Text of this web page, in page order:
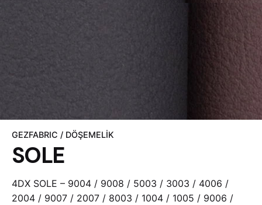
GEZFABRIC / DÖŞEMELIK
SOLE
4DX SOLE – 9004 / 9008 / 5003 / 3003 / 4006 /
2004 / 9007 / 2007 / 8003 / 1004 / 1005 / 9006 /